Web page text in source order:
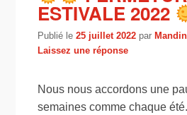
ESTIVALE 2022
Publié le25 juillet 2022 par
Laissez une réponse
Nous nous accordons une
semaines comme chaque